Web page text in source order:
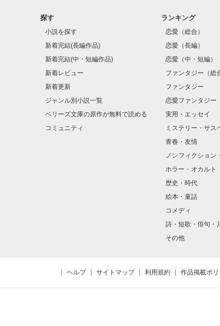
探す
小説を探す
新着完結(長編作品)
新着完結(中・短編作品)
新着レビュー
新着更新
ジャンル別小説一覧
ベリーズ文庫の原作が無料で読める
コミュニティ
ランキング
恋愛（総合）
恋愛（長編）
恋愛（中・短編）
ファンタジー（総
ファンタジー
恋愛ファンタジー
実用・エッセイ
ミステリー・サス
青春・友情
ノンフィクション
ホラー・オカルト
歴史・時代
絵本・童話
コメディ
詩・短歌・俳句・
その他
ヘルプ サイトマップ 利用規約 作品掲載ポリ